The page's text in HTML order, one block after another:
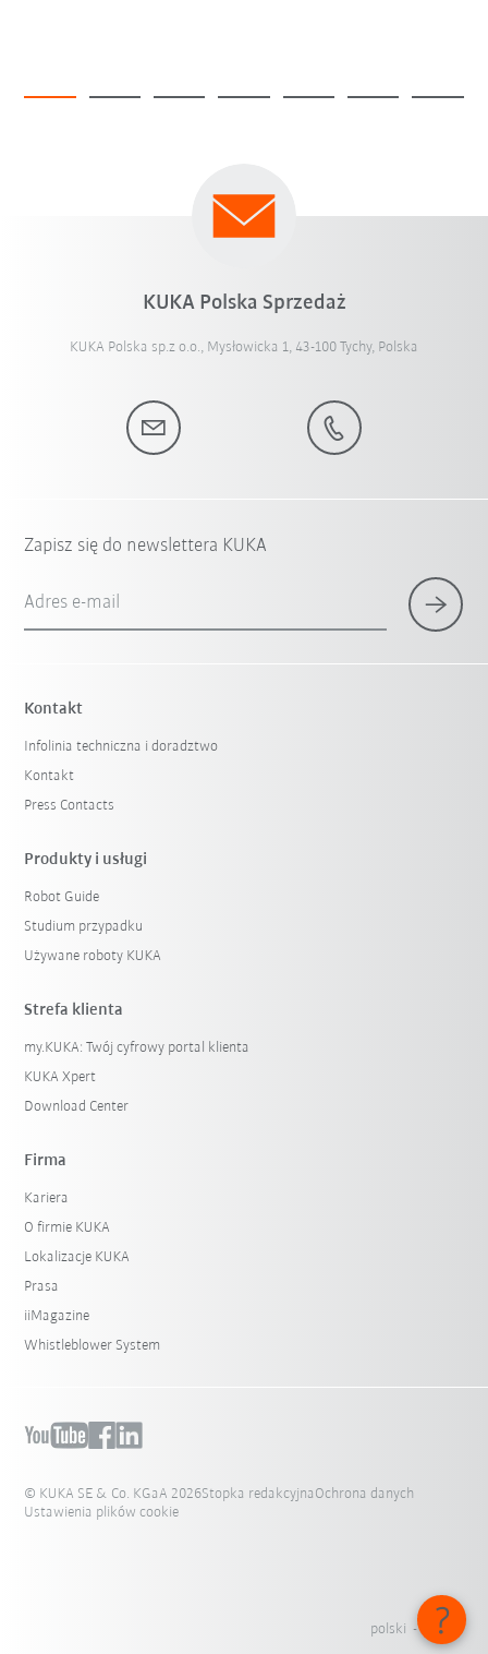
KUKA Polska Sprzedaż
KUKA Polska sp.z o.o., Mysłowicka 1, 43-100 Tychy, Polska
Zapisz się do newslettera KUKA
Adres e-mail
Kontakt
Infolinia techniczna i doradztwo
Kontakt
Press Contacts
Produkty i usługi
Robot Guide
Studium przypadku
Używane roboty KUKA
Strefa klienta
my.KUKA: Twój cyfrowy portal klienta
KUKA Xpert
Download Center
Firma
Kariera
O firmie KUKA
Lokalizacje KUKA
Prasa
iiMagazine
Whistleblower System
© KUKA SE & Co. KGaA 2026Stopka redakcyjna Ochrona danych
Ustawienia plików cookie
polski - Polska